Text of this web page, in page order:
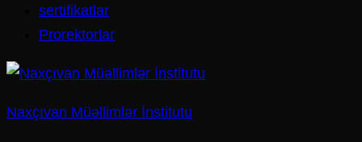
sertifikatlar
Prorektorlar
Naxçıvan Müəllimlər İnstitutu